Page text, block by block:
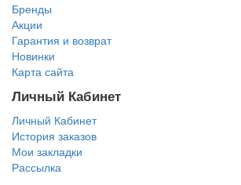
Бренды
Акции
Гарантия и возврат
Новинки
Карта сайта
Личный Кабинет
Личный Кабинет
История заказов
Мои закладки
Рассылка